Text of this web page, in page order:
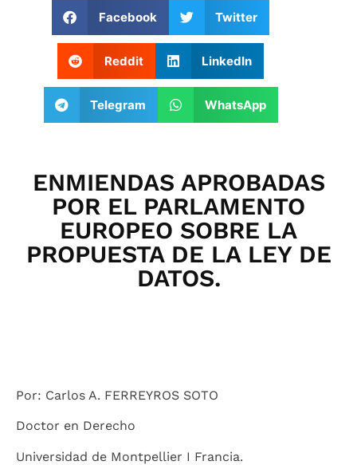
Facebook Twitter
Reddit LinkedIn
Telegram WhatsApp
ENMIENDAS APROBADAS
POR EL PARLAMENTO
EUROPEO SOBRE LA
PROPUESTA DE LA LEY DE
DATOS.
Por: Carlos A. FERREYROS SOTO
Doctor en Derecho
Universidad de Montpellier I Francia.